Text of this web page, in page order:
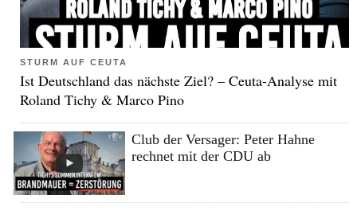
STURM AUF CEUTA
Ist Deutschland das nächste Ziel? – Ceuta-Analyse mit
Roland Tichy & Marco Pino
Club der Versager: Peter Hahne
rechnet mit der CDU ab